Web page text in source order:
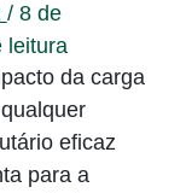
/ 8 de
leitura
da carga
eficaz
para a